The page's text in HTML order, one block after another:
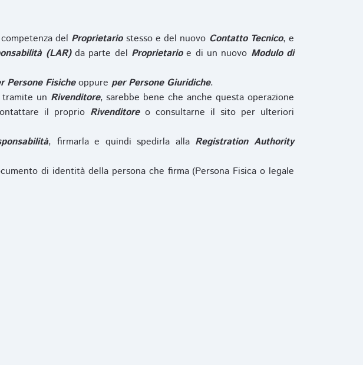
del Proprietariostesso e del nuovo Contatto Tecnico, e
(LAR)da parte del Proprietarioe di un nuovo Modulo di
Persone Fisicheoppure per Persone Giuridiche.
un Rivenditore, sarebbe bene che anche questa operazione
il proprio Rivenditoreo consultarne il sito per ulteriori
, firmarla e quindi spedirla alla Registration Authority
di identità della persona che firma (Persona Fisica o legale